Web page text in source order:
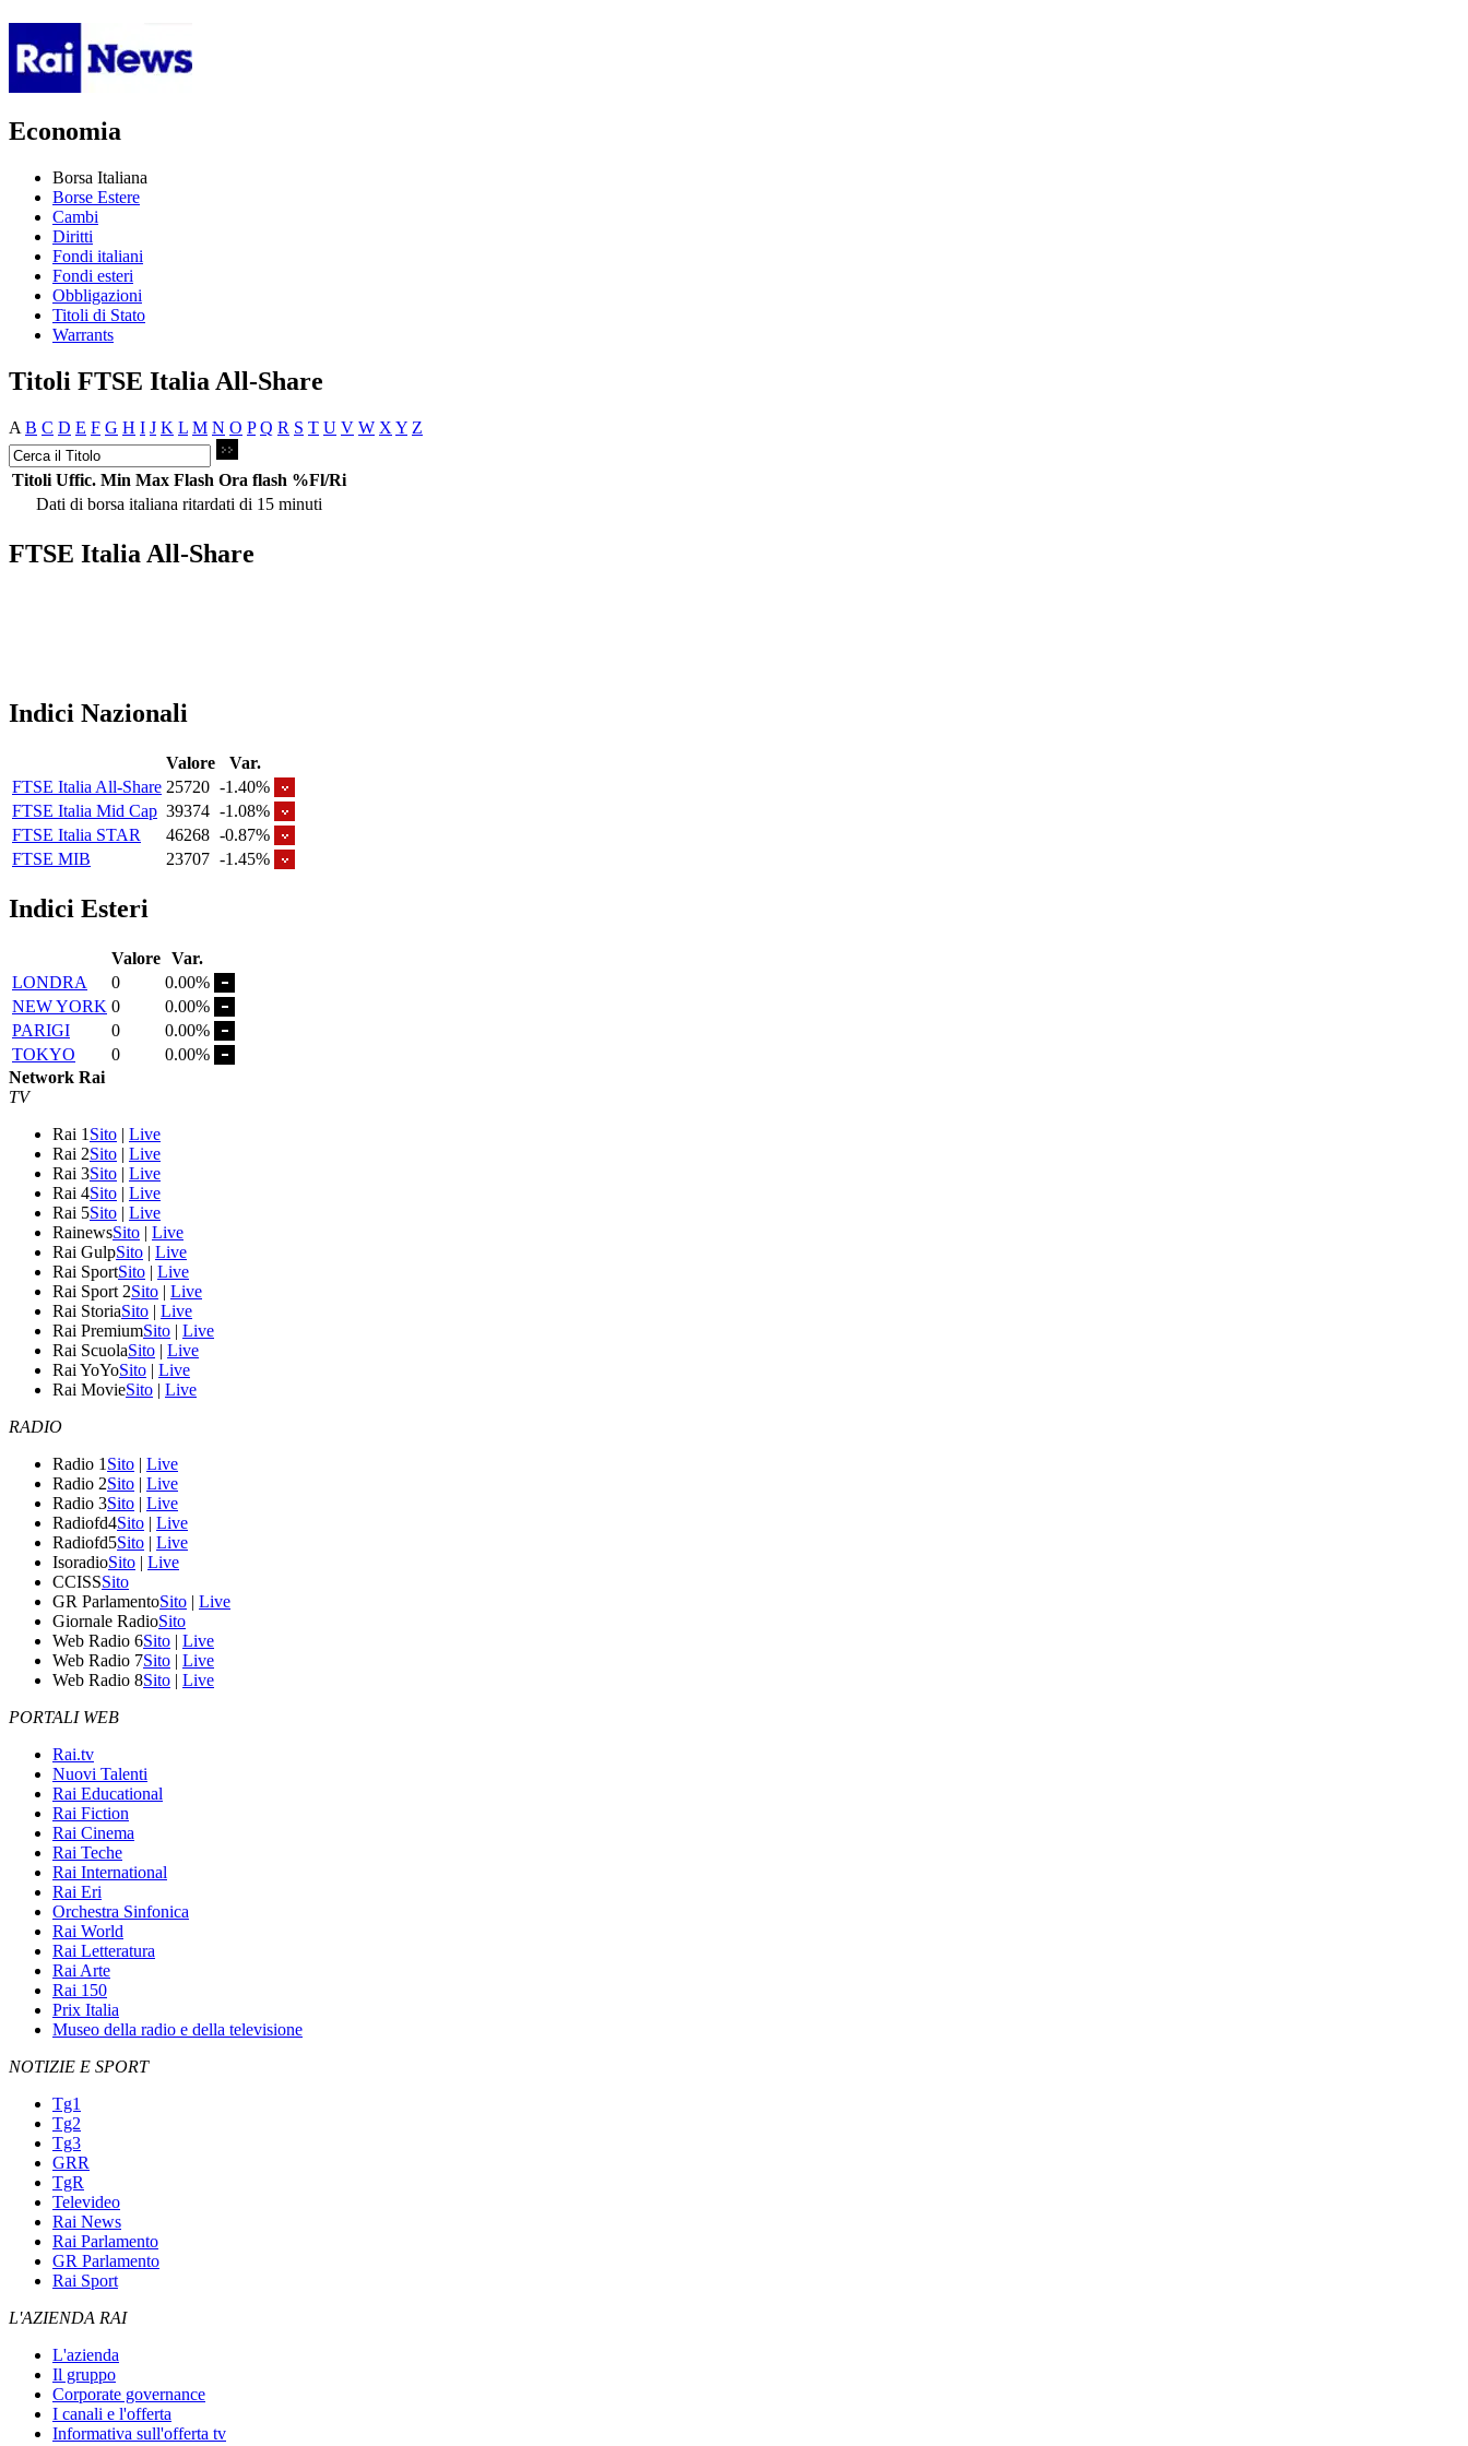
Economia
Borsa Italiana
Borse Estere
Cambi
Diritti
Fondi italiani
Fondi esteri
Obbligazioni
Titoli di Stato
Warrants
Titoli FTSE Italia All-Share
A B C D E F G H I J K L M N O P Q R S T U V W X Y Z
Titoli Uffic. Min Max Flash Ora flash %Fl/Ri
Dati di borsa italiana ritardati di 15 minuti
FTSE Italia All-Share
Indici Nazionali
Valore
Var.
FTSE Italia All-Share 25720 -1.40%
FTSE Italia Mid Cap 39374 -1.08%
FTSE Italia STAR
46268 -0.87%
FTSE MIB
23707 -1.45%
Indici Esteri
Valore Var.
LONDRA
0
0.00%
NEW YORK 0
0.00%
PARIGI
0
0.00%
TOKYO
0
0.00%
Network Rai
TV
Rai 1 Sito | Live
Rai 2Sito | Live
Rai 3Sito | Live
Rai 4Sito | Live
Rai 5Sito | Live
RainewsSito | Live
Rai GulpSito | Live
Rai SportSito | Live
Rai Sport 2Sito | Live
Rai StoriaSito | Live
Rai PremiumSito | Live
Rai ScuolaSito | Live
Rai YoYoSito | Live
Rai MovieSito | Live
RADIO
Radio 1 Sito | Live
Radio 2Sito | Live
Radio 3Sito | Live
Radiofd4Sito | Live
Radiofd5Sito | Live
IsoradioSito | Live
CCISSSito
GR ParlamentoSito | Live
Giornale RadioSito
Web Radio 6Sito | Live
Web Radio 7Sito | Live
Web Radio 8Sito | Live
PORTALI WEB
Rai.tv
Nuovi Talenti
Rai Educational
Rai Fiction
Rai Cinema
Rai Teche
Rai International
Rai Eri
Orchestra Sinfonica
Rai World
Rai Letteratura
Rai Arte
Rai 150
Prix Italia
Museo della radio e della televisione
NOTIZIE E SPORT
Tg1
Tg2
Tg3
GRR
TgR
Televideo
Rai News
Rai Parlamento
GR Parlamento
Rai Sport
L'AZIENDA RAI
L'azienda
Il gruppo
Corporate governance
I canali e l'offerta
Informativa sull'offerta tv